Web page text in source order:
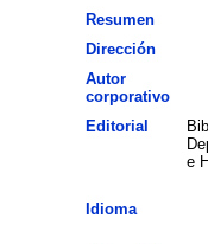
Resumen
Dirección
Autor
corporativo
Editorial
e
Idioma